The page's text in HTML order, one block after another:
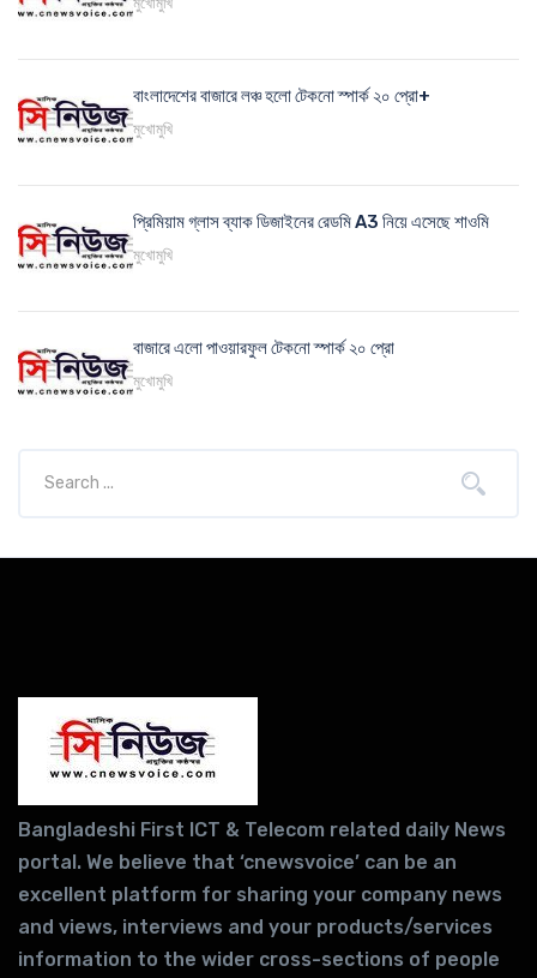
বাংলাদেশের বাজারে লঞ্চ হলো টেকনো স্পার্ক ২০ প্রো+
মুখোমুখি
প্রিমিয়াম গ্লাস ব্যাক ডিজাইনের রেডমি A3 নিয়ে এসেছে শাওমি
মুখোমুখি
বাজারে এলো পাওয়ারফুল টেকনো স্পার্ক ২০ প্রো
মুখোমুখি
Bangladeshi First ICT & Telecom related daily News
portal. We believe that ‘cnewsvoice’ can be an
excellent platform for sharing your company news
and views, interviews and your products/services
information to the wider cross-sections of people